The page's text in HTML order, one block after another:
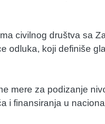
civilnog društva sa
odluka, koji definiše
mere za podizanje
i finansiranja u